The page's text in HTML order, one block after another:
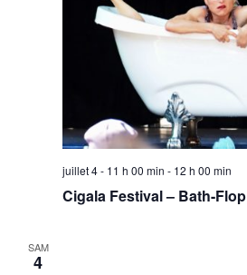
juillet 4 - 11 h 00 min - 12 h 00 min
Cigala Festival – Bath-Flop
SAM
4